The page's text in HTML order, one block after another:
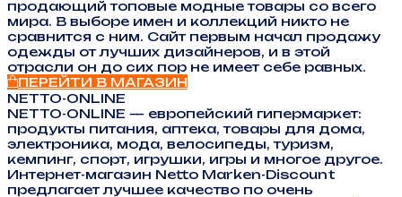
продающий топовые модные товары со всего
мира. В выборе имен и коллекций никто не
сравнится с ним. Сайт первым начал продажу
одежды от лучших дизайнеров, и в этой
отрасли он до сих пор не имеет себе равных.
ПЕРЕЙТИ В МАГАЗИН
NETTO-ONLINE
NETTO-ONLINE — европейский гипермаркет:
продукты питания, аптека, товары для дома,
электроника, мода, велосипеды, туризм,
кемпинг, спорт, игрушки, игры и многое другое.
Интернет-магазин Netto Marken-Discount
предлагает лучшее качество по очень